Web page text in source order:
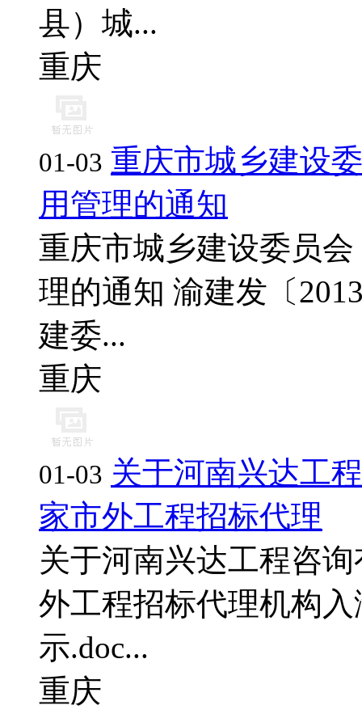
县）城...
重庆
01-03 重庆市城乡建设
用管理的通知
重庆市城乡建设委员
理的通知 渝建发〔
建委...
重庆
01-03 关于河南兴达工
家市外工程招标代理
关于河南兴达工程咨
外工程招标代理机构
示.doc...
重庆